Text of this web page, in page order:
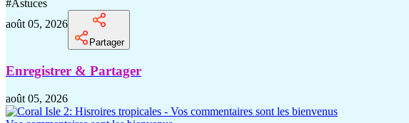
#Astuces
août 05, 2026
Partager
Enregistrer & Partager
août 05, 2026